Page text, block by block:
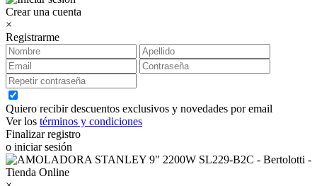
Crear una cuenta
×
Registrarme
Quiero recibir descuentos exclusivos y novedades por email
Ver los términos y condiciones
Finalizar registro
o iniciar sesión